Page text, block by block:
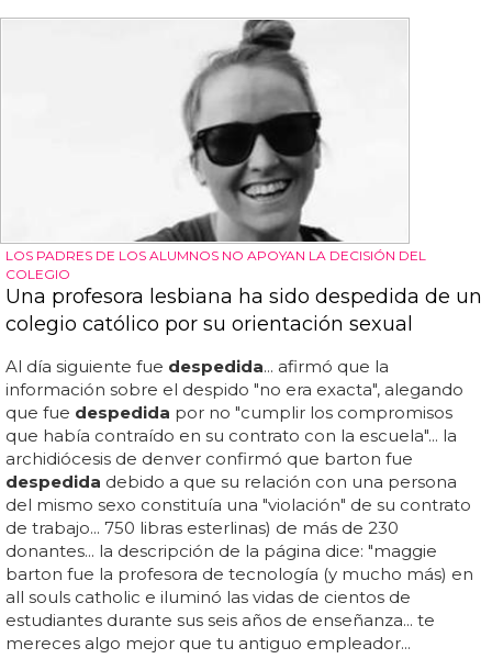
LOS PADRES DE LOS ALUMNOS NO APOYAN LA DECISIÓN DEL
COLEGIO
Una profesora lesbiana ha sido despedida de un
colegio católico por su orientación sexual
Al día siguiente fue despedida... afirmó que la
información sobre el despido "no era exacta", alegando
que fue despedida por no "cumplir los compromisos
que había contraído en su contrato con la escuela"... la
archidiócesis de denver confirmó que barton fue
despedida debido a que su relación con una persona
del mismo sexo constituía una "violación" de su contrato
de trabajo... 750 libras esterlinas) de más de 230
donantes... la descripción de la página dice: "maggie
barton fue la profesora de tecnología (y mucho más) en
all souls catholic e iluminó las vidas de cientos de
estudiantes durante sus seis años de enseñanza... te
mereces algo mejor que tu antiguo empleador...